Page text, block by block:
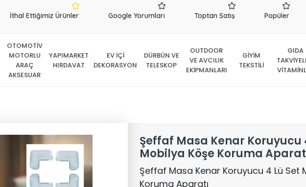
İthal Ettiğimiz Ürünler Google Yorumları Toptan Satış Popüler
OTOMOTİV
MOTORLU
ARAÇ
AKSESUAR
YAPIMARKET
HIRDAVAT
EV İÇİ
DEKORASYON
DÜRBÜN VE
TELESKOP
OUTDOOR
VE AVCILIK
EKİPMANLARI
GİYİM
TEKSTİLİ
GIDA
Şeffaf Masa Kenar Koruyucu
Mobilya Köşe Koruma
Şeffaf Masa Kenar Koruyucu 4 Lü Set
Koruma Aparatı